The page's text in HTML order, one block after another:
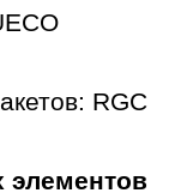
RGC
элементов